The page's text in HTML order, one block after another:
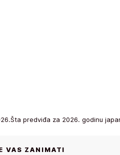
predviđa za 2026. godinu
VAS ZANIMATI